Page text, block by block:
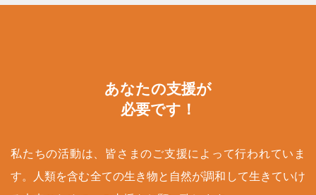
あなたの支援が
必要です！
私たちの活動は、皆さまのご支援によって行われていま
す。人類を含む全ての生き物と自然が調和して生きていけ